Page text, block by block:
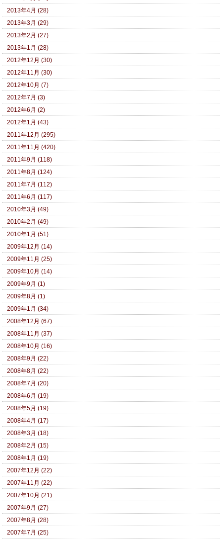
2013年4月 (28)
2013年3月 (29)
2013年2月 (27)
2013年1月 (28)
2012年12月 (30)
2012年11月 (30)
2012年10月 (7)
2012年7月 (3)
2012年6月 (2)
2012年1月 (43)
2011年12月 (295)
2011年11月 (420)
2011年9月 (118)
2011年8月 (124)
2011年7月 (112)
2011年6月 (117)
2010年3月 (49)
2010年2月 (49)
2010年1月 (51)
2009年12月 (14)
2009年11月 (25)
2009年10月 (14)
2009年9月 (1)
2009年8月 (1)
2009年1月 (34)
2008年12月 (67)
2008年11月 (37)
2008年10月 (16)
2008年9月 (22)
2008年8月 (22)
2008年7月 (20)
2008年6月 (19)
2008年5月 (19)
2008年4月 (17)
2008年3月 (18)
2008年2月 (15)
2008年1月 (19)
2007年12月 (22)
2007年11月 (22)
2007年10月 (21)
2007年9月 (27)
2007年8月 (28)
2007年7月 (25)